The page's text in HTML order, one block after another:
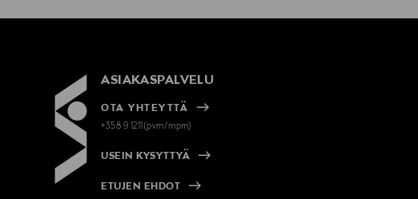
ASIAKASPALVELU
OTA YHTEYTTÄ
+358 9 1211(pvm/mpm)
USEIN KYSYTTYÄ
ETUJEN EHDOT